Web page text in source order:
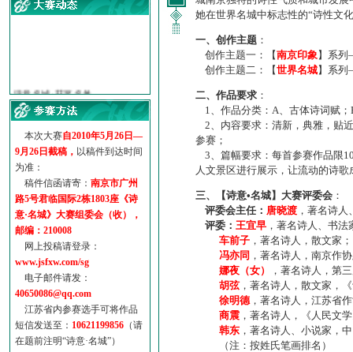
·【诗意·名城】地铁展示作...
诗意名城·地铁时间
参赛作品多达5000多首
“诗意·名城”晒诗会
特别通知--致广大诗词爱好...
本次大赛自2010年5月26日—
9月26日截稿， 以稿件到达时间
为准：
稿件信函请寄： 南京市广州
路5号君临国际2栋1803座《诗
意·名城》大赛组委会（收），
邮编：210008
网上投稿请登录：
www.jsfxw.com/sg
电子邮件请发：
40650086@qq.com
江苏省内参赛选手可将作品
短信发送至： 10621199856 （请
在题前注明“诗意·名城”）
她在世界名城中标志性的“诗性文
一、创作主题 ：
创作主题一：【南京印象】系
创作主题二：【世界名城】系
二、作品要求 ：
1、作品分类：A、古体诗词赋；
2、内容要求：清新，典雅，贴
参赛；
3、篇幅要求：每首参赛作品限
人文景区进行展示，让流动的诗
三、【诗意•名城】大赛评委会 ：
评委会主任： 唐晓渡 ，著名诗
评委： 王宜早 ，著名诗人、书
车前子 ，著名诗人，散文家；
冯亦同 ，著名诗人，南京作
娜夜（女）
，著名诗人，第
胡弦，著名诗人，散文家，
徐明德，著名诗人，江苏省
商震 ，著名诗人，《人民文
韩东 ，著名诗人、小说家，
（注：按姓氏笔画排名）